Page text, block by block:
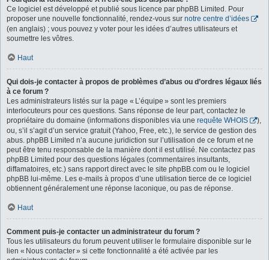
Ce logiciel est développé et publié sous licence par phpBB Limited. Pour
proposer une nouvelle fonctionnalité, rendez-vous sur notre centre d’idées
(en anglais) ; vous pouvez y voter pour les idées d’autres utilisateurs et
soumettre les vôtres.
Haut
Qui dois-je contacter à propos de problèmes d’abus ou d’ordres légaux liés
à ce forum ?
Les administrateurs listés sur la page « L’équipe » sont les premiers
interlocuteurs pour ces questions. Sans réponse de leur part, contactez le
propriétaire du domaine (informations disponibles via une requête WHOIS
),
ou, s’il s’agit d’un service gratuit (Yahoo, Free, etc.), le service de gestion des
abus. phpBB Limited n’a aucune juridiction sur l’utilisation de ce forum et ne
peut être tenu responsable de la manière dont il est utilisé. Ne contactez pas
phpBB Limited pour des questions légales (commentaires insultants,
diffamatoires, etc.) sans rapport direct avec le site phpBB.com ou le logiciel
phpBB lui-même. Les e-mails à propos d’une utilisation tierce de ce logiciel
obtiennent généralement une réponse laconique, ou pas de réponse.
Haut
Comment puis-je contacter un administrateur du forum ?
Tous les utilisateurs du forum peuvent utiliser le formulaire disponible sur le
lien « Nous contacter » si cette fonctionnalité a été activée par les